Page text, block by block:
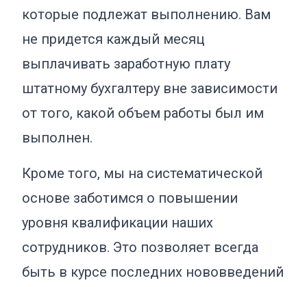
которые подлежат выполнению. Вам
не придется каждый месяц
выплачивать заработную плату
штатному бухгалтеру вне зависимости
от того, какой объем работы был им
выполнен.
Кроме того, мы на систематической
основе заботимся о повышении
уровня квалификации наших
сотрудников. Это позволяет всегда
быть в курсе последних нововведений